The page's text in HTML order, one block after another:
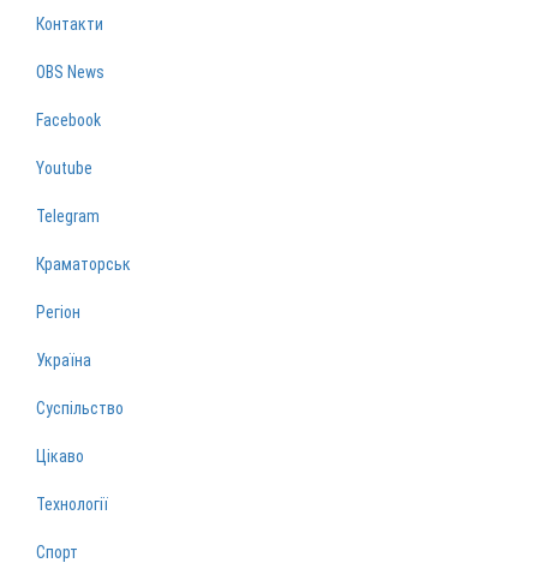
Контакти
OBS News
Facebook
Youtube
Telegram
Краматорськ
Регіон
Україна
Суспільство
Цікаво
Технології
Спорт